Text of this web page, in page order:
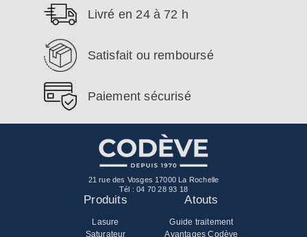
Livré en 24 à 72 h
Satisfait ou remboursé
Paiement sécurisé
21 rue des Vosges 17000 La Rochelle
Tél :04 70 28 93 18
Produits
Lasure
Saturateur
Atouts
Guide traitement
Avantages Codève